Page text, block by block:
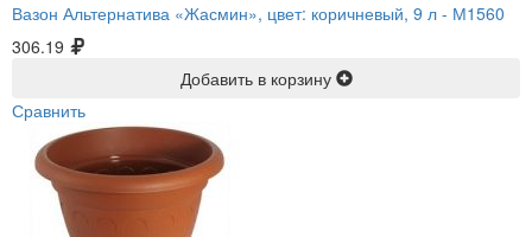
Вазон Альтернатива «Жасмин», цвет: коричневый, 9 л - М1560
306.19
Добавить в корзину
Сравнить